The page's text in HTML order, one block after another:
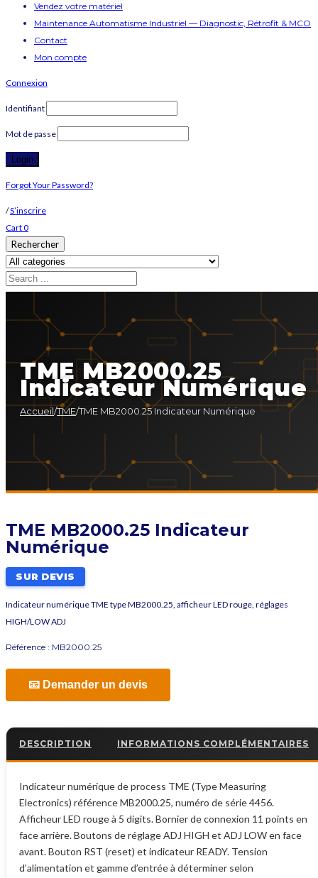
Vendez votre matériel
Maintenance Automatisme Industriel — Diagnostic, Rétrofit & MCO
Contact
Mon compte
Connexion
Identifiant
Mot de passe
Forgot Your Password?
/S’inscrire
Cart0
Rechercher
TME MB2000.25
Indicateur Numérique
Accueil/TME/TME MB2000.25 Indicateur Numérique
TME MB2000.25 Indicateur
Numérique
SUR DEVIS
Indicateur numérique TME type MB2000.25, afficheur LED rouge, réglages
HIGH/LOW ADJ
Référence : MB2000.25
📧 Demander un devis
DESCRIPTION INFORMATIONS COMPLÉMENTAIRES
Indicateur numérique de process TME (Type Measuring
Electronics) référence MB2000.25, numéro de série 4456.
Afficheur LED rouge à 5 digits. Bornier de connexion 11 points en
face arrière. Boutons de réglage ADJ HIGH et ADJ LOW en face
avant. Bouton RST (reset) et indicateur READY. Tension
d’alimentation et gamme d’entrée à déterminer selon